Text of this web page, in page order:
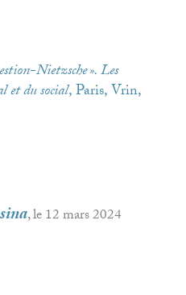
Nietzsche». Les
et du social, Paris, Vrin,
, le 12 mars 2024